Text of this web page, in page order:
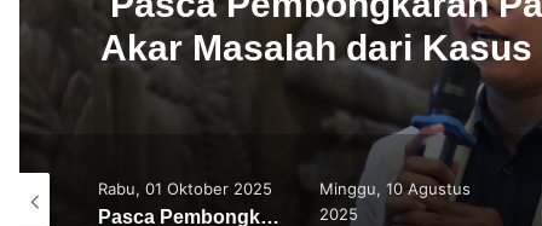
Dalam Infrastruktur
Rakyat
2025
Minggu, 10 Agustus
2025
Kamis, 03 Juli 2025